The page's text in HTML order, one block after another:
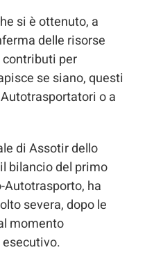
si è ottenuto, a
delle risorse
per
se siano, questi
o a
di Assotir dello
bilancio del primo
ha
severa, dopo le
momento